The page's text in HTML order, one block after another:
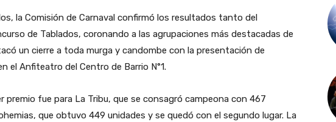
la Comisión de Carnaval confirmó los resultados tanto del
de Tablados, coronando a las agrupaciones más destacadas de
un cierre a toda murga y candombe con la presentación de
el Anfiteatro del Centro de Barrio N°1.
premio fue para La Tribu, que se consagró campeona con 467
que obtuvo 449 unidades y se quedó con el segundo lugar. La